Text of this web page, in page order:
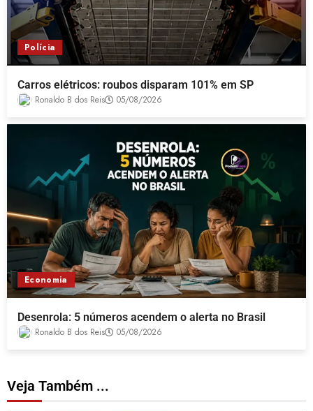
Polícia
Carros elétricos: roubos disparam 101% em SP
Ronaldo B dos Reis 05/08/2026
Economia
Desenrola: 5 números acendem o alerta no Brasil
Ronaldo B dos Reis 05/08/2026
Veja Também ...